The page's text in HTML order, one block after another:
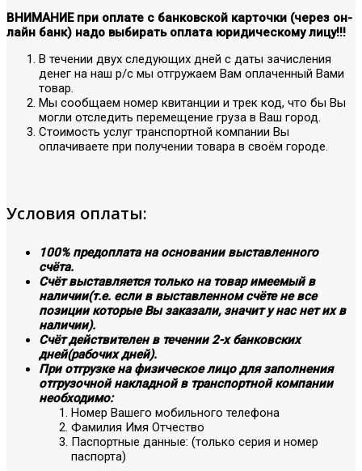
ВНИМАНИЕ при оплате с банковской карточки (через он-
лайн банк) надо выбирать оплата юридическому лицу!!!
В течении двух следующих дней с даты зачисления
денег на наш р/с мы отгружаем Вам оплаченный Вами
товар.
Мы сообщаем номер квитанции и трек код, что бы Вы
могли отследить перемещение груза в Ваш город.
Стоимость услуг транспортной компании Вы
оплачиваете при получении товара в своём городе.
Условия оплаты:
100% предоплата на основании выставленного
счёта.
Счёт выставляется только на товар имеемый в
наличии(т.е. если в выставленном счёте не все
позиции которые Вы заказали, значит у нас нет их в
наличии).
Счёт действителен в течении 2-х банковских
дней(рабочих дней).
При отгрузке на физическое лицо для заполнения
отгрузочной накладной в транспортной компании
необходимо:
Номер Вашего мобильного телефона
Фамилия Имя Отчество
Паспортные данные: (только серия и номер
паспорта)